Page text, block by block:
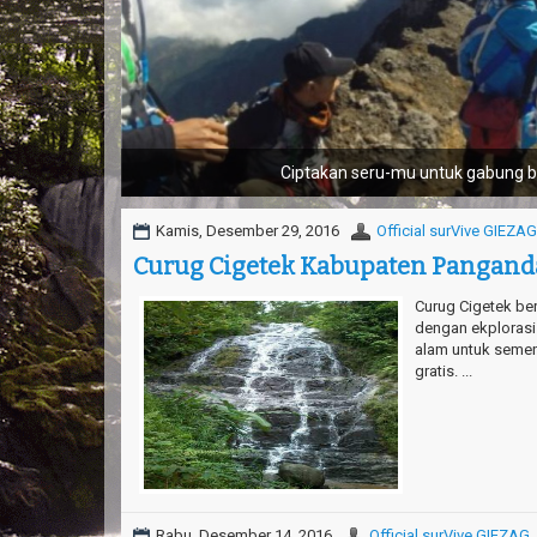
Tantang nyali-mu
Kamis, Desember 29, 2016 Official surVive GIEZAG
Curug Cigetek Kabupaten
Curug Cigetek
dengan
alam untuk
gratis. ...